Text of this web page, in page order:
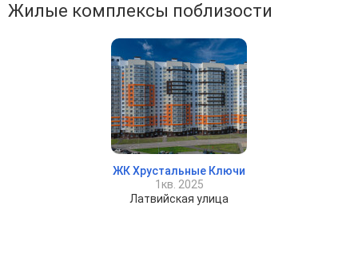
Жилые комплексы поблизости
ЖК Хрустальные Ключи
1кв. 2025
Латвийская улица